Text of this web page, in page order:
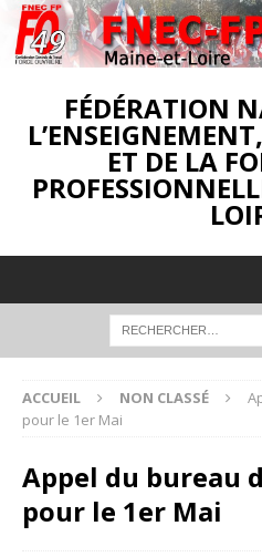
FÉDÉRATION
ET DE LA
ACCUEIL NON CLASSÉ
pour le 1er Mai
Appel du bureau
pour le 1er Mai